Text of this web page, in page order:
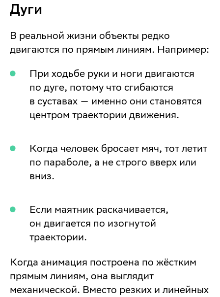
Дуги
В реальной жизни объекты редко
двигаются по прямым линиям. Например:
При ходьбе руки и ноги двигаются
по дуге, потому что сгибаются
в суставах — именно они становятся
центром траектории движения.
Когда человек бросает мяч, тот летит
по параболе, а не строго вверх или
вниз.
Если маятник раскачивается,
он двигается по изогнутой
траектории.
Когда анимация построена по жёстким
прямым линиям, она выглядит
механической. Вместо резких и линейных